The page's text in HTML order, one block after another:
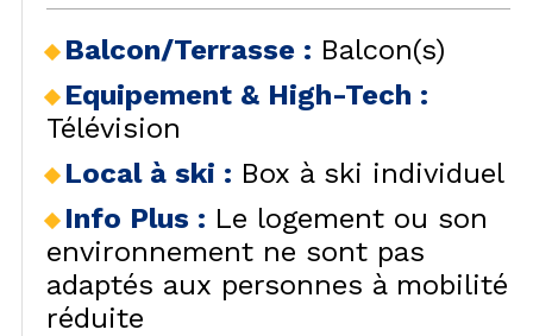
Balcon/Terrasse : Balcon(s)
Equipement & High-Tech :
Télévision
Local à ski : Box à ski individuel
Info Plus : Le logement ou son
environnement ne sont pas
adaptés aux personnes à mobilité
réduite